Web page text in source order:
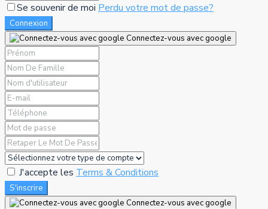
Se souvenir de moi Perdu votre mot de passe?
Connexion
Connectez-vous avec google
J'accepte les Terms & Conditions
S'inscrire
Connectez-vous avec google